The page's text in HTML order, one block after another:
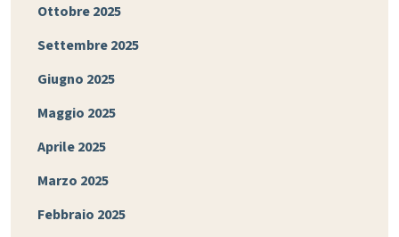
Ottobre 2025
Settembre 2025
Giugno 2025
Maggio 2025
Aprile 2025
Marzo 2025
Febbraio 2025